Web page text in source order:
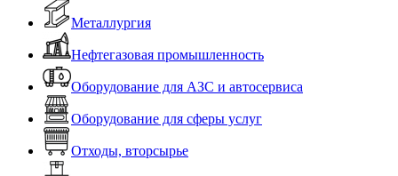
Металлургия
Нефтегазовая промышленность
Оборудование для АЗС и автосервиса
Оборудование для сферы услуг
Отходы, вторсырье